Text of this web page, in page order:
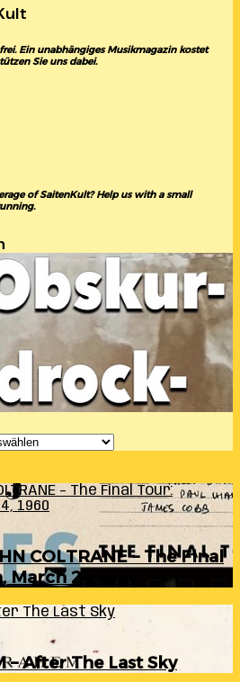
Ein unabhängiges Musikmagazin kostet
Sie uns dabei.
of SaitenKult? Help us with a small
– The Final Tour:
1960
COLTRANE – The Final
24, 1960
The Last Sky
– After The Last Sky